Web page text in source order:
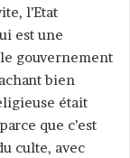
l’Etat
est une
gouvernement
bien
était
que c’est
culte, avec